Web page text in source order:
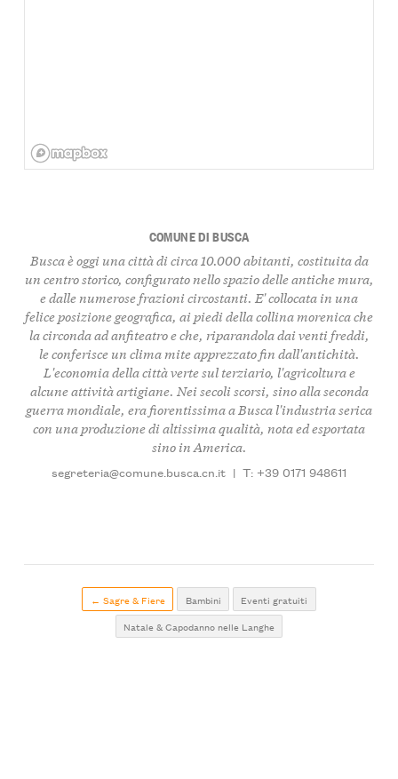
COMUNE DI BUSCA
Busca è oggi una città di circa 10.000 abitanti, costituita da
un centro storico, configurato nello spazio delle antiche mura,
e dalle numerose frazioni circostanti. E' collocata in una
felice posizione geografica, ai piedi della collina morenica che
la circonda ad anfiteatro e che, riparandola dai venti freddi,
le conferisce un clima mite apprezzato fin dall'antichità.
L'economia della città verte sul terziario, l'agricoltura e
alcune attività artigiane. Nei secoli scorsi, sino alla seconda
guerra mondiale, era fiorentissima a Busca l'industria serica
con una produzione di altissima qualità, nota ed esportata
sino in America.
segreteria@comune.busca.cn.it | T: +39 0171 948611
← Sagre & Fiere Bambini
Eventi gratuiti
Natale & Capodanno nelle Langhe